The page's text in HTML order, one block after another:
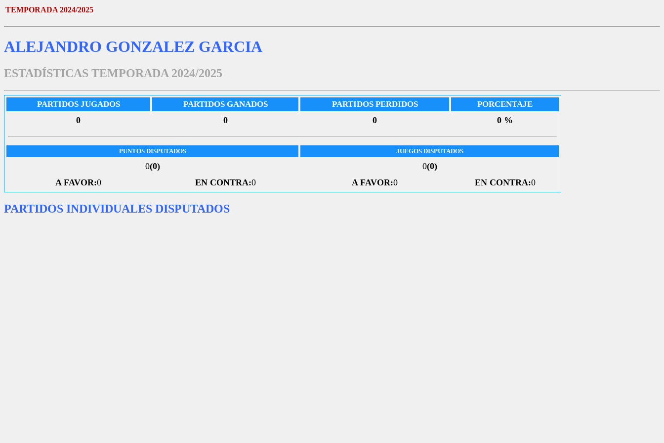
TEMPORADA 2024/2025
ALEJANDRO GONZALEZ GARCIA
ESTADÍSTICAS TEMPORADA 2024/2025
PARTIDOS JUGADOS PARTIDOS GANADOS PARTIDOS PERDIDOS PORCENTAJE
0 0 0 0 %
PUNTOS DISPUTADOS JUEGOS DISPUTADOS
0(0) 0(0)
A FAVOR:0 EN CONTRA:0 A FAVOR:0 EN CONTRA:0
PARTIDOS INDIVIDUALES DISPUTADOS